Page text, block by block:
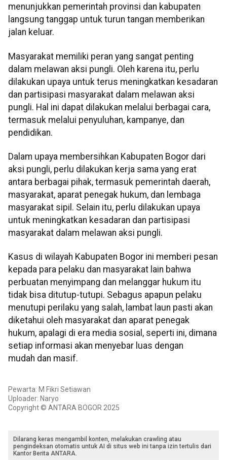
menunjukkan pemerintah provinsi dan kabupaten
langsung tanggap untuk turun tangan memberikan
jalan keluar.
Masyarakat memiliki peran yang sangat penting
dalam melawan aksi pungli. Oleh karena itu, perlu
dilakukan upaya untuk terus meningkatkan kesadaran
dan partisipasi masyarakat dalam melawan aksi
pungli. Hal ini dapat dilakukan melalui berbagai cara,
termasuk melalui penyuluhan, kampanye, dan
pendidikan.
Dalam upaya membersihkan Kabupaten Bogor dari
aksi pungli, perlu dilakukan kerja sama yang erat
antara berbagai pihak, termasuk pemerintah daerah,
masyarakat, aparat penegak hukum, dan lembaga
masyarakat sipil. Selain itu, perlu dilakukan upaya
untuk meningkatkan kesadaran dan partisipasi
masyarakat dalam melawan aksi pungli.
Kasus di wilayah Kabupaten Bogor ini memberi pesan
kepada para pelaku dan masyarakat lain bahwa
perbuatan menyimpang dan melanggar hukum itu
tidak bisa ditutup-tutupi. Sebagus apapun pelaku
menutupi perilaku yang salah, lambat laun pasti akan
diketahui oleh masyarakat dan aparat penegak
hukum, apalagi di era media sosial, seperti ini, dimana
setiap informasi akan menyebar luas dengan
mudah dan masif.
Pewarta: M Fikri Setiawan
Uploader: Naryo
Copyright © ANTARA BOGOR 2025
Dilarang keras mengambil konten, melakukan crawling atau
pengindeksan otomatis untuk AI di situs web ini tanpa izin tertulis dari
Kantor Berita ANTARA.